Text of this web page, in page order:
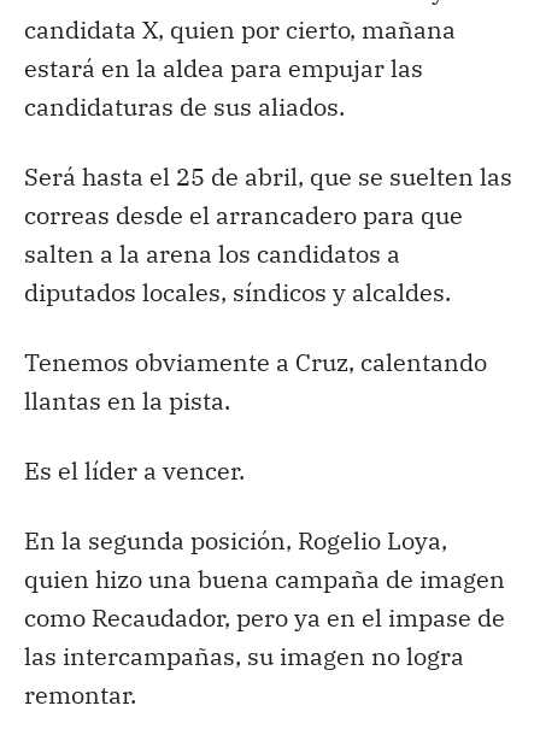
candidata X, quien por cierto, mañana
estará en la aldea para empujar las
candidaturas de sus aliados.
Será hasta el 25 de abril, que se suelten las
correas desde el arrancadero para que
salten a la arena los candidatos a
diputados locales, síndicos y alcaldes.
Tenemos obviamente a Cruz, calentando
llantas en la pista.
Es el líder a vencer.
En la segunda posición, Rogelio Loya,
quien hizo una buena campaña de imagen
como Recaudador, pero ya en el impase de
las intercampañas, su imagen no logra
remontar.